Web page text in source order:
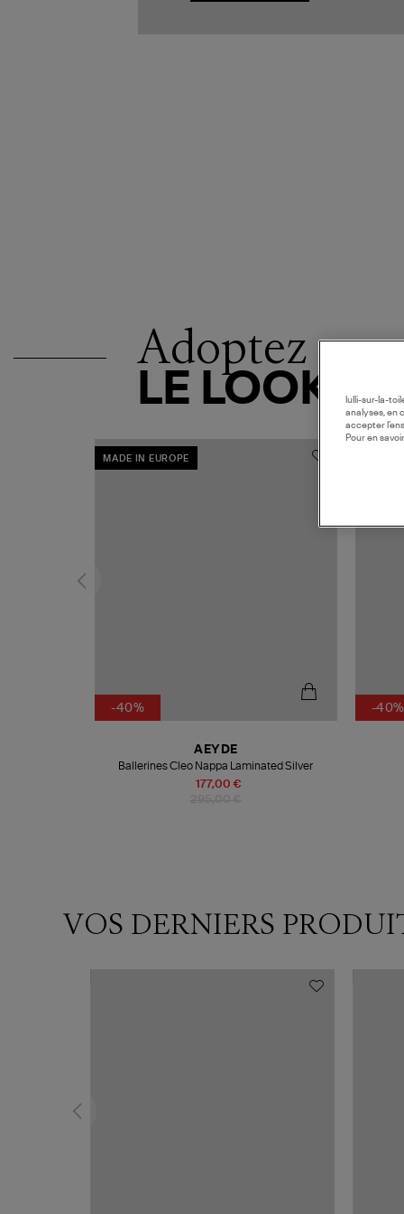
Adoptez
LE LOOK
MADE IN EUROPE
-40%
177,00 €
AEYDE
Ballerines Cleo Nappa Laminated Silver
-40%
VOS DERNIERS
lulli-sur-la-
analyses, en
accepter
Pour en